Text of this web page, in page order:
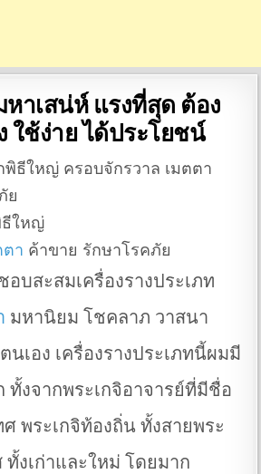
หาเสน่ห์ แรงที่สุด ต้อง
ใช้ง่าย ได้ประโยชน์
ธีใหญ่
ตา ค้าขาย รักษาโรคภัย
บสะสมเครื่องรางประเภท
มหานิยม โชคลาภ วาสนา
นเอง เครื่องรางประเภทนี้ผมมี
ทั้งจากพระเกจิอาจารย์ที่มีชื่อ
ศ พระเกจิท้องถิ่น ทั้งสายพระ
งเก่าและใหม่ โดยมาก